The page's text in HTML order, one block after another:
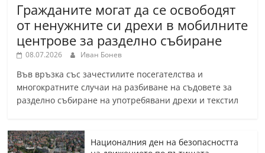
Гражданите могат да се освободят
от ненужните си дрехи в мобилните
центрове за разделно събиране
08.07.2026 Иван Бонев
Във връзка със зачестилите посегателства и
многократните случаи на разбиване на съдовете за
разделно събиране на употребявани дрехи и текстил
Националния ден на безопасността